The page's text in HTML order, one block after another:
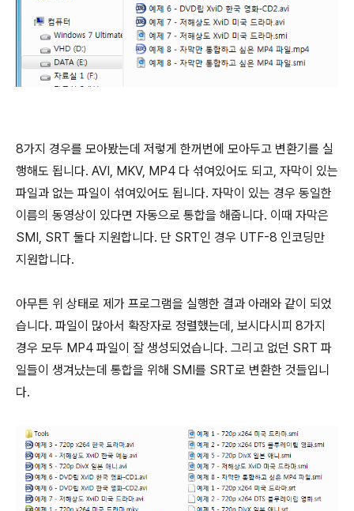
8가지 경우를 모아봤는데 저렇게 한꺼번에 모아두고 변환기를 실
행해도 됩니다. AVI, MKV, MP4 다 섞여있어도 되고, 자막이 있는
파일과 없는 파일이 섞여있어도 됩니다. 자막이 있는 경우 동일한
이름의 동영상이 있다면 자동으로 통합을 해줍니다. 이때 자막은
SMI, SRT 둘다 지원합니다. 단 SRT인 경우 UTF-8 인코딩만
지원합니다.
아무튼 위 상태로 제가 프로그램을 실행한 결과 아래와 같이 되었
습니다. 파일이 많아서 확장자로 정렬했는데, 보시다시피 8가지
경우 모두 MP4 파일이 잘 생성되었습니다. 그리고 없던 SRT 파
일들이 생겨났는데 통합을 위해 SMI를 SRT로 변환한 것들입니
다.